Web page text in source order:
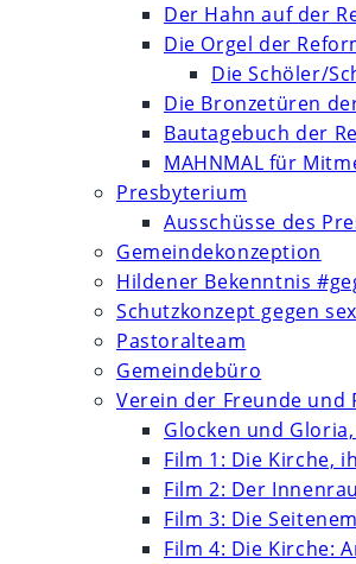
Der Hahn auf der
Die Orgel der
Die Schöler/
Die Bronzetüren
Bautagebuch der
MAHNMAL für
Presbyterium
Ausschüsse des
Gemeindekonzeption
Hildener Bekenntnis
Schutzkonzept gegen
Pastoralteam
Gemeindebüro
Verein der Freunde und
Glocken und
Film 1: Die Kirche,
Film 2: Der
Film 3: Die
Film 4: Die Kirche: